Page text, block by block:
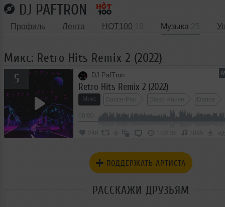
DJ PAFTRON
Профиль Лента HOT100 Музыка
Микс: Retro Hits Remix 2 (2022)
5 DJ PafTron
Retro Hits Remix 2 (2022)
Микс Dance-Pop Disco House Dance
246 1:02:35 1895
ПОДДЕРЖАТЬ АРТИСТА
РАССКАЖИ ДРУЗЬЯМ